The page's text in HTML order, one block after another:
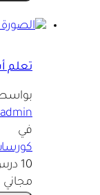
تعلم
admin
في
10 درس
مجاني